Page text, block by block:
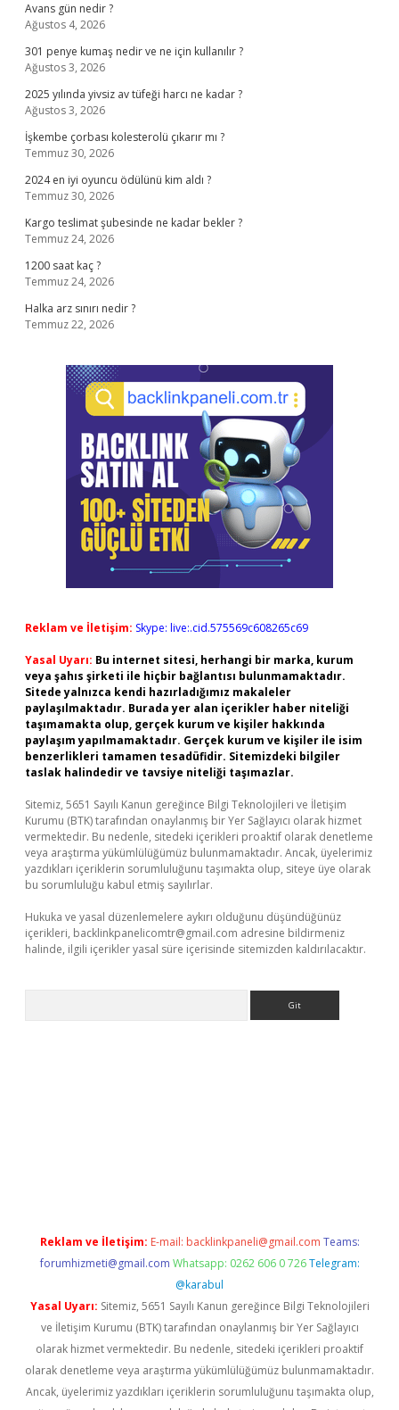
Avans gün nedir ?
Ağustos 4, 2026
301 penye kumaş nedir ve ne için kullanılır ?
Ağustos 3, 2026
2025 yılında yivsiz av tüfeği harcı ne kadar ?
Ağustos 3, 2026
İşkembe çorbası kolesterolü çıkarır mı ?
Temmuz 30, 2026
2024 en iyi oyuncu ödülünü kim aldı ?
Temmuz 30, 2026
Kargo teslimat şubesinde ne kadar bekler ?
Temmuz 24, 2026
1200 saat kaç ?
Temmuz 24, 2026
Halka arz sınırı nedir ?
Temmuz 22, 2026
Reklam ve İletişim: Skype: live:.cid.575569c608265c69
Yasal Uyarı: Bu internet sitesi, herhangi bir marka, kurum
veya şahıs şirketi ile hiçbir bağlantısı bulunmamaktadır.
Sitede yalnızca kendi hazırladığımız makaleler
paylaşılmaktadır. Burada yer alan içerikler haber niteliği
taşımamakta olup, gerçek kurum ve kişiler hakkında
paylaşım yapılmamaktadır. Gerçek kurum ve kişiler ile isim
benzerlikleri tamamen tesadüfidir. Sitemizdeki bilgiler
taslak halindedir ve tavsiye niteliği taşımazlar.
Sitemiz, 5651 Sayılı Kanun gereğince Bilgi Teknolojileri ve İletişim
Kurumu (BTK) tarafından onaylanmış bir Yer Sağlayıcı olarak hizmet
vermektedir. Bu nedenle, sitedeki içerikleri proaktif olarak denetleme
veya araştırma yükümlülüğümüz bulunmamaktadır. Ancak, üyelerimiz
yazdıkları içeriklerin sorumluluğunu taşımakta olup, siteye üye olarak
bu sorumluluğu kabul etmiş sayılırlar.
Hukuka ve yasal düzenlemelere aykırı olduğunu düşündüğünüz
içerikleri, backlinkpanelicomtr@gmail.com adresine bildirmeniz
halinde, ilgili içerikler yasal süre içerisinde sitemizden kaldırılacaktır.
Reklam ve İletişim: E-mail: backlinkpaneli@gmail.com Teams:
forumhizmeti@gmail.com Whatsapp: 0262 606 0 726 Telegram:
@karabul
Yasal Uyarı: Sitemiz, 5651 Sayılı Kanun gereğince Bilgi Teknolojileri
ve İletişim Kurumu (BTK) tarafından onaylanmış bir Yer Sağlayıcı
olarak hizmet vermektedir. Bu nedenle, sitedeki içerikleri proaktif
olarak denetleme veya araştırma yükümlülüğümüz bulunmamaktadır.
Ancak, üyelerimiz yazdıkları içeriklerin sorumluluğunu taşımakta olup,